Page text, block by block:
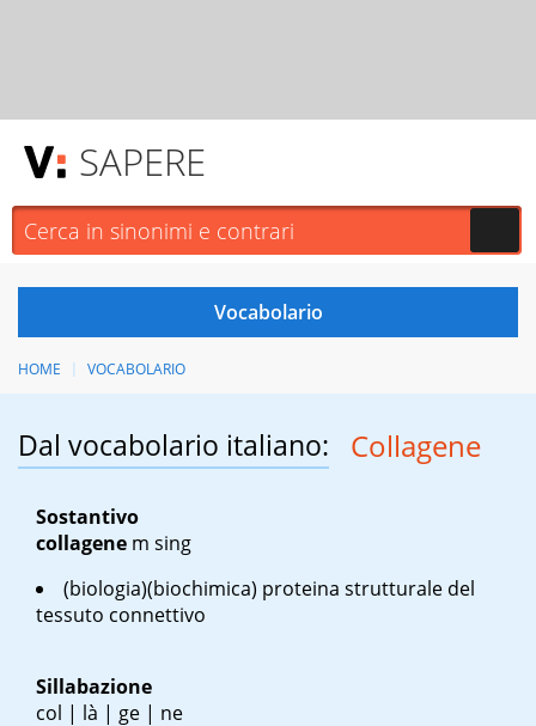
SAPERE
HOME VOCABOLARIO
Dal vocabolario italiano: Collagene
Sostantivo
collagene m sing
(biologia)(biochimica) proteina strutturale del
tessuto connettivo
Sillabazione
col | là | ge | ne